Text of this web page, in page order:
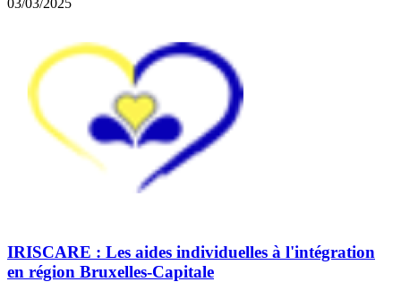
03/03/2025
IRISCARE : Les aides individuelles à l'intégration
en région Bruxelles-Capitale